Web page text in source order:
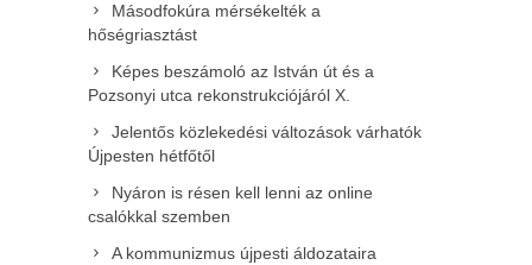
Másodfokúra mérsékelték a
hőségriasztást
Képes beszámoló az István út és a
Pozsonyi utca rekonstrukciójáról X.
Jelentős közlekedési változások várhatók
Újpesten hétfőtől
Nyáron is résen kell lenni az online
csalókkal szemben
A kommunizmus újpesti áldozataira